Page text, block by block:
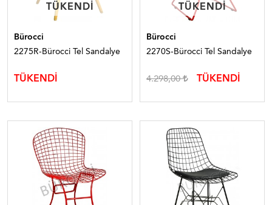
TÜKENDI
TÜKENDI
Bürocci
2275R-Bürocci Tel Sandalye
TÜKENDİ
TÜKENDI
TÜKENDI
Bürocci
2270S-Bürocci Tel Sandalye
4.298,00 TÜKENDİ